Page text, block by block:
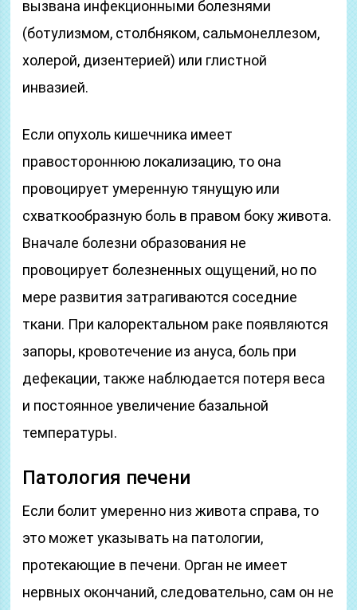
вызвана инфекционными болезнями
(ботулизмом, столбняком, сальмонеллезом,
холерой, дизентерией) или глистной
инвазией.
Если опухоль кишечника имеет
правостороннюю локализацию, то она
провоцирует умеренную тянущую или
схваткообразную боль в правом боку живота.
Вначале болезни образования не
провоцирует болезненных ощущений, но по
мере развития затрагиваются соседние
ткани. При калоректальном раке появляются
запоры, кровотечение из ануса, боль при
дефекации, также наблюдается потеря веса
и постоянное увеличение базальной
температуры.
Патология печени
Если болит умеренно низ живота справа, то
это может указывать на патологии,
протекающие в печени. Орган не имеет
нервных окончаний, следовательно, сам он не